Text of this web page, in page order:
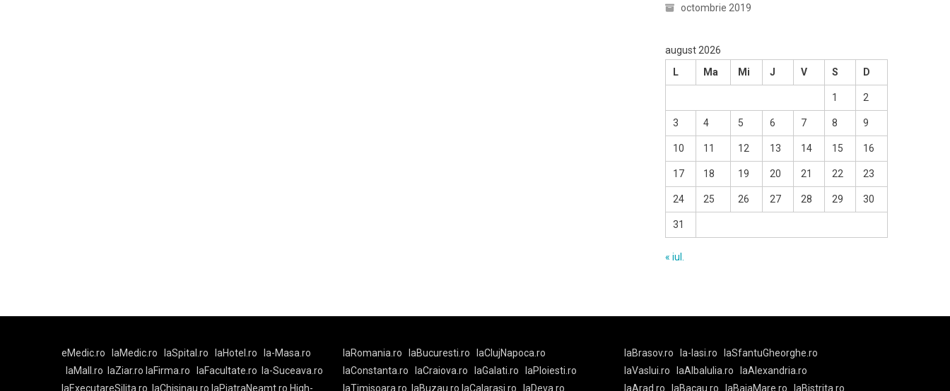
octombrie 2019
august 2026
L
Ma Mi J V S D
1 2
3 4 5 6 7 8 9
10 11 12 13 14 15 16
17 18 19 20 21 22 23
24 25 26 27 28 29 30
31
« iul.
eMedic.ro laMedic.ro laSpital.ro laHotel.ro
la-Masa.ro
laMall.ro
laZiar.ro laFirma.ro laFacultate.ro
la-Suceava.ro
laExecutareSilita.ro
laChisinau.ro laPiatraNeamt.ro High-
laRomania.ro laBucuresti.ro
laClujNapoca.ro
laConstanta.ro
laCraiova.ro laGalati.ro
laPloiesti.ro
laTimisoara.ro
laBuzau.ro laCalarasi.ro laDeva.ro
laBrasov.ro la-Iasi.ro
laSfantuGheorghe.ro
laVaslui.ro
laAlbaIulia.ro
laAlexandria.ro
laArad.ro
laBacau.ro laBaiaMare.ro laBistrita.ro